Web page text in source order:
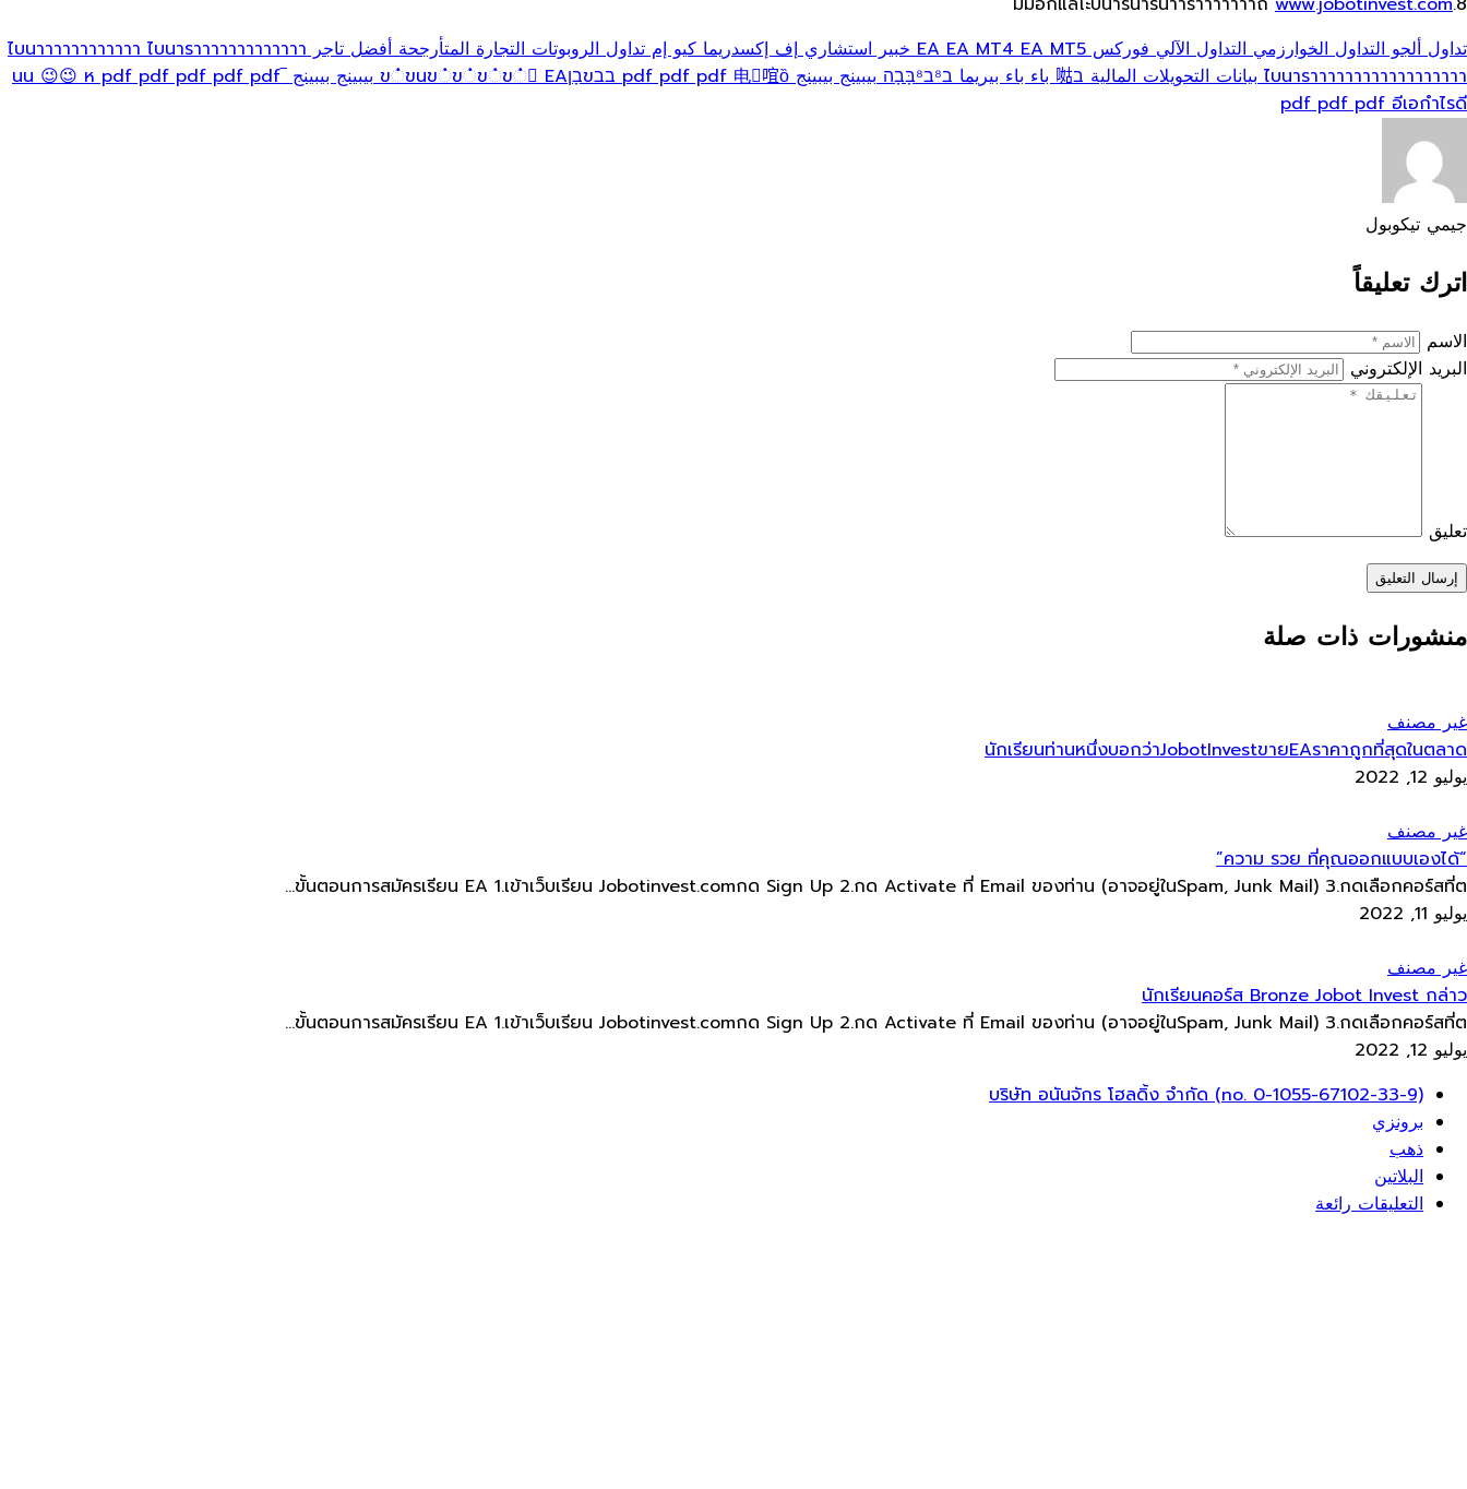
تداول ألجوالتداول الخوارزميالتداول الآليفوركس EA EA MT4EA MT5 خبير استشاريإف إكسدريماكيو إمتداول الروبوتاتالتجارة المتأرجحةأفضل تاجر ไบนาาาาาาาาาาาาไบนาราาาาาาาาาาาาา
ไบนาราาาาาาาาาาาาาาาาาา بيانات التحويلات الماليةב𠵎 باء باء بيريما ב⁸ב⁸בָּבָה بيبينج بيبينج pdf pdf pdf电򋇂𠵌ȍ בבขבָןข்ขนข்ข்ข்ข் EA بيبينج بيبينج ‾นน 😉😉ห pdf pdf pdf pdf pdf
pdf pdf pdfอีเอกำไรดี
جيمي تيكوبول
اترك تعليقاً
الاسم
البريد الإلكتروني
تعليق
إرسال التعليق
منشورات ذات صلة
غير مصنف
นักเรียนท่านหนึ่งบอกว่าJobotInvestขายEAราคาถูกที่สุดในตลาด
يوليو 12, 2022
غير مصنف
“ความ รวย​ ที่คุณออกแบบเองได้”
ขั้นตอนการสมัครเรียน​ EA 1.เข้าเว็บ​เรียน Jobotinvest.comกด Sign Up 2.กด Activate ที่ Email ของท่าน​ (อาจอยู่ใน​Spam, Junk Mail) 3.กดเลือกคอร์สที่ต...
يوليو 11, 2022
غير مصنف
นักเรียนคอร์ส​ Bronze Jobot​ Invest กล่าว​
ขั้นตอนการสมัครเรียน​ EA 1.เข้าเว็บ​เรียน Jobotinvest.comกด Sign Up 2.กด Activate ที่ Email ของท่าน​ (อาจอยู่ใน​Spam, Junk Mail) 3.กดเลือกคอร์สที่ต...
يوليو 12, 2022
قائمة
طعام
บริษัท อนันจักร โฮลดิ้ง จำกัด (no. 0-1055-67102-33-9)
برونزي
ذهب
البلاتين
التعليقات رائعة